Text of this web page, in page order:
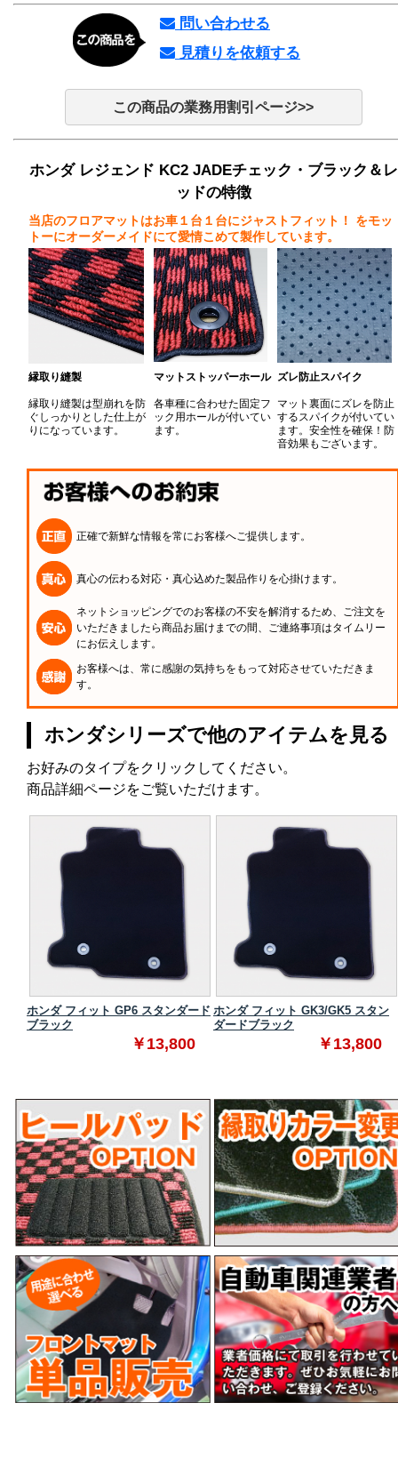
問い合わせる
見積りを依頼する
この商品の業務用割引ページ>>
ホンダ レジェンド KC2 JADEチェック・ブラック＆レ
ッドの特徴
当店のフロアマットはお車１台１台にジャストフィット！
をモッ
トーにオーダーメイドにて愛情こめて製作しています。
縁取り縫製
縁取り縫製は型崩れを防
ぐしっかりとした仕上が
りになっています。
マットストッパーホール
各車種に合わせた固定フ
ック用ホールが付いてい
ます。
ズレ防止スパイク
マット裏面にズレを防止
するスパイクが付いてい
ます。安全性を確保！防
音効果もございます。
正確で新鮮な情報を常にお客様へご提供します。
真心の伝わる対応・真心込めた製品作りを心掛けます。
ネットショッピングでのお客様の不安を解消するため、ご注文を
いただきましたら商品お届けまでの間、ご連絡事項はタイムリー
にお伝えします。
お客様へは、常に感謝の気持ちをもって対応させていただきま
す。
ホンダシリーズで他のアイテムを見る
お好みのタイプをクリックしてください。
商品詳細ページをご覧いただけます。
ホンダ フィット GP6 スタンダード
ブラック
￥13,800
ホンダ フィット GK3/GK5 スタン
ダードブラック
￥13,800